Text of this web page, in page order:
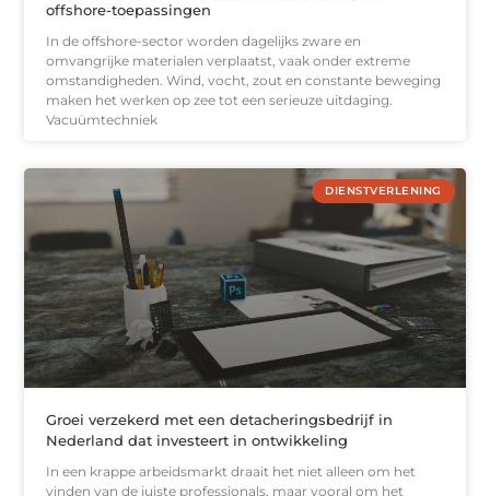
offshore-toepassingen
In de offshore-sector worden dagelijks zware en
omvangrijke materialen verplaatst, vaak onder extreme
omstandigheden. Wind, vocht, zout en constante beweging
maken het werken op zee tot een serieuze uitdaging.
Vacuümtechniek
DIENSTVERLENING
Groei verzekerd met een detacheringsbedrijf in
Nederland dat investeert in ontwikkeling
In een krappe arbeidsmarkt draait het niet alleen om het
vinden van de juiste professionals, maar vooral om het